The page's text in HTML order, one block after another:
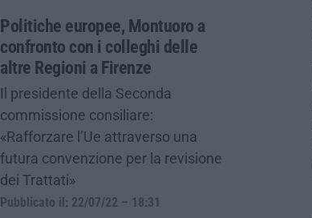
Politiche europee, Montuoro a
confronto con i colleghi delle
altre Regioni a Firenze
Il presidente della Seconda
commissione consiliare:
«Rafforzare l’Ue attraverso una
futura convenzione per la revisione
dei Trattati»
Pubblicato il: 22/07/22 – 18:31